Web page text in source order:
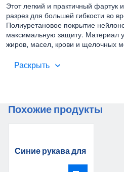
Этот легкий и практичный фартук
разрез для большей гибкости во
Полиуретановое покрытие
максимальную защиту. Материал
жиров, масел, крови и щелочных
из ПВХ, а также плотные швы на
водонепроницаемы.
Раскрыть
Похожие продукты
Синие рукава для